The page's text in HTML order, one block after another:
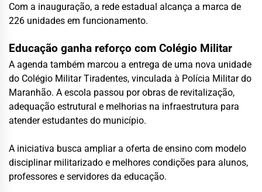
Com a inauguração, a rede estadual alcança a marca de
226 unidades em funcionamento.
Educação ganha reforço com Colégio Militar
A agenda também marcou a entrega de uma nova unidade
do Colégio Militar Tiradentes, vinculada à Polícia Militar do
Maranhão. A escola passou por obras de revitalização,
adequação estrutural e melhorias na infraestrutura para
atender estudantes do município.
A iniciativa busca ampliar a oferta de ensino com modelo
disciplinar militarizado e melhores condições para alunos,
professores e servidores da educação.